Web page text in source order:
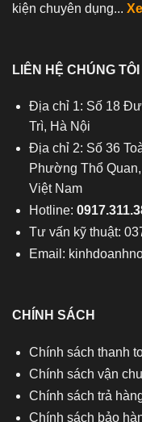
kiện chuyên dụng...
LIÊN HỆ CHÚNG TÔI
Địa chỉ 1: Số 18
Trì, Hà Nội
Địa chỉ 2: Số 36
Phường Thổ
Việt Nam
Hotline:
Tư vấn kỹ thuật:
Email:
CHÍNH SÁCH
Chính sách thanh
Chính sách vận
Chính sách trả
Chính sách bảo